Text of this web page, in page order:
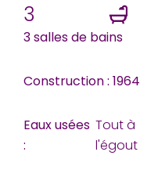
3
3 salles de bains
Construction : 1964
Eaux usées
:
Tout à
l'égout